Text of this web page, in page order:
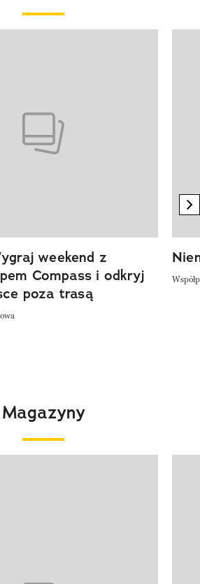
weekend z
Compass i odkryj
poza trasą
Magazyny